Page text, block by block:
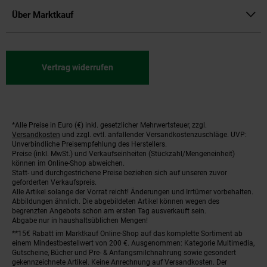
Über Marktkauf
Vertrag widerrufen
Fußnoten
*Alle Preise in Euro (€) inkl. gesetzlicher Mehrwertsteuer, zzgl.
Versandkosten und zzgl. evtl. anfallender Versandkostenzuschläge. UVP:
Unverbindliche Preisempfehlung des Herstellers.
Preise (inkl. MwSt.) und Verkaufseinheiten (Stückzahl/Mengeneinheit)
können im Online-Shop abweichen.
Statt- und durchgestrichene Preise beziehen sich auf unseren zuvor
geforderten Verkaufspreis.
Alle Artikel solange der Vorrat reicht! Änderungen und Irrtümer vorbehalten.
Abbildungen ähnlich. Die abgebildeten Artikel können wegen des
begrenzten Angebots schon am ersten Tag ausverkauft sein.
Abgabe nur in haushaltsüblichen Mengen!
**15€ Rabatt im Marktkauf Online-Shop auf das komplette Sortiment ab
einem Mindestbestellwert von 200 €. Ausgenommen: Kategorie Multimedia,
Gutscheine, Bücher und Pre- & Anfangsmilchnahrung sowie gesondert
gekennzeichnete Artikel. Keine Anrechnung auf Versandkosten. Der